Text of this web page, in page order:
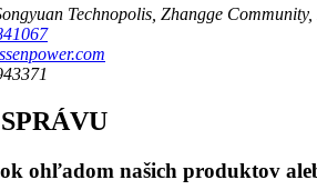
Technopolis, Zhangge
ohľadom našich produktov